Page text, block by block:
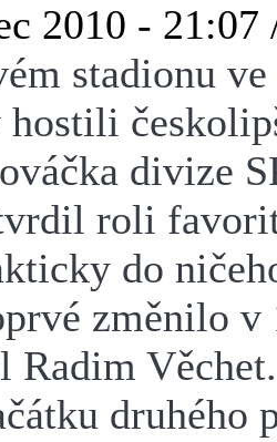
2010 -
stadionu
hostili
divize
roli
do
změnilo
Radim
druhého